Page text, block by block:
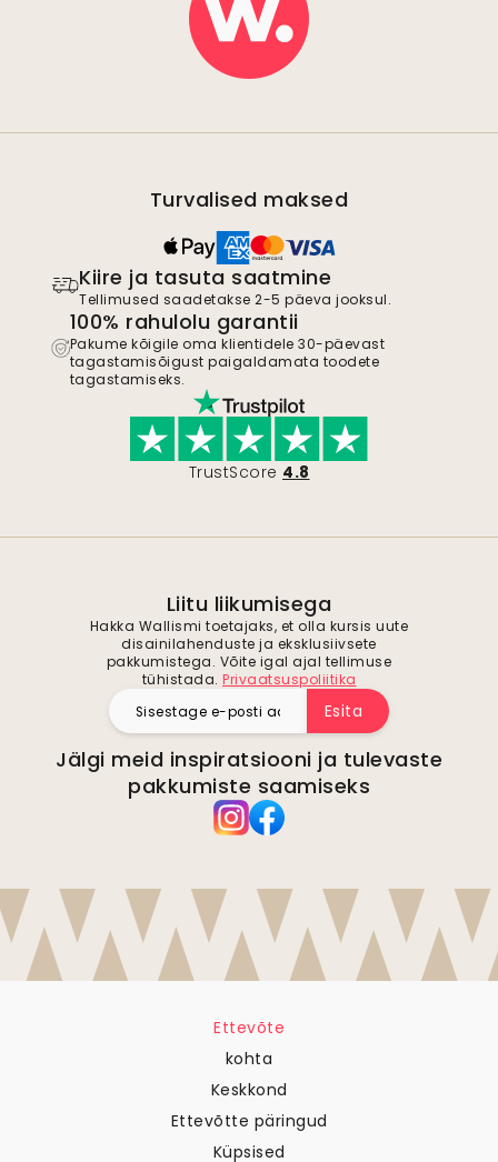
Turvalised maksed
Kiire ja tasuta saatmine
Tellimused saadetakse 2-5 päeva jooksul.
100% rahulolu garantii
Pakume kõigile oma klientidele 30-päevast
tagastamisõigust paigaldamata toodete
tagastamiseks.
TrustScore 4.8
Liitu liikumisega
Hakka Wallismi toetajaks, et olla kursis uute
disainilahenduste ja eksklusiivsete
pakkumistega. Võite igal ajal tellimuse
tühistada. Privaatsuspoliitika
Esita
Jälgi meid inspiratsiooni ja tulevaste
pakkumiste saamiseks
Ettevõte
kohta
Keskkond
Ettevõtte päringud
Küpsised